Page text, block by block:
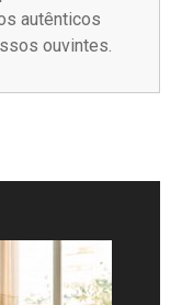
autênticos
ouvintes.